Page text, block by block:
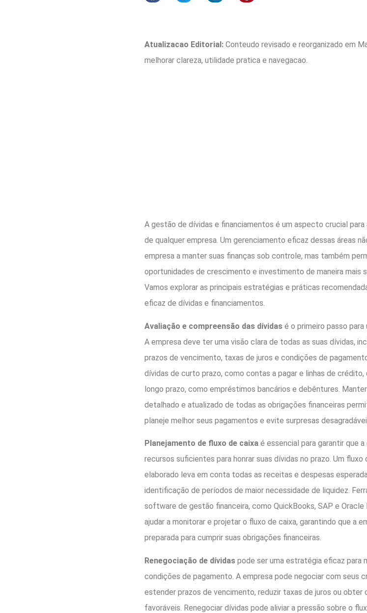
Atualizacao Editorial:Conteudo revisado e reorganizado em
melhorar clareza, utilidade pratica e navegacao.
A gestão de dívidas e financiamentos é um aspecto crucial para
de qualquer empresa. Um gerenciamento eficaz dessas áreas
empresa a manter suas finanças sob controle, mas também
oportunidades de crescimento e investimento de maneira mais
Vamos explorar as principais estratégias e práticas
eficaz de dívidas e financiamentos.
Avaliação e compreensão das dívidasé o primeiro passo para
A empresa deve ter uma visão clara de todas as suas dívidas,
prazos de vencimento, taxas de juros e condições de
dívidas de curto prazo, como contas a pagar e linhas de crédito,
longo prazo, como empréstimos bancários e debêntures.
detalhado e atualizado de todas as obrigações financeiras
planeje melhor seus pagamentos e evite surpresas
Planejamento de fluxo de caixaé essencial para garantir que
recursos suficientes para honrar suas dívidas no prazo. Um fluxo
elaborado leva em conta todas as receitas e despesas
identificação de períodos de maior necessidade de liquidez.
software de gestão financeira, como QuickBooks, SAP e Oracle
ajudar a monitorar e projetar o fluxo de caixa, garantindo que a
preparada para cumprir suas obrigações financeiras.
Renegociação de dívidaspode ser uma estratégia eficaz para
condições de pagamento. A empresa pode negociar com seus
estender prazos de vencimento, reduzir taxas de juros ou obter
favoráveis. Renegociar dívidas pode aliviar a pressão sobre o